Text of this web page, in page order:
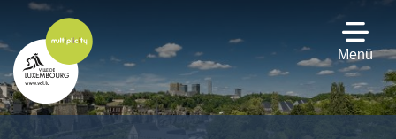
Hauptinhalt
gehen
Menü